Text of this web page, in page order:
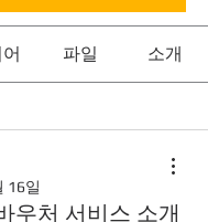
파일 소개
16일
우처 서비스 소개